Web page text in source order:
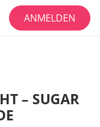
ANMELDEN
– SUGAR